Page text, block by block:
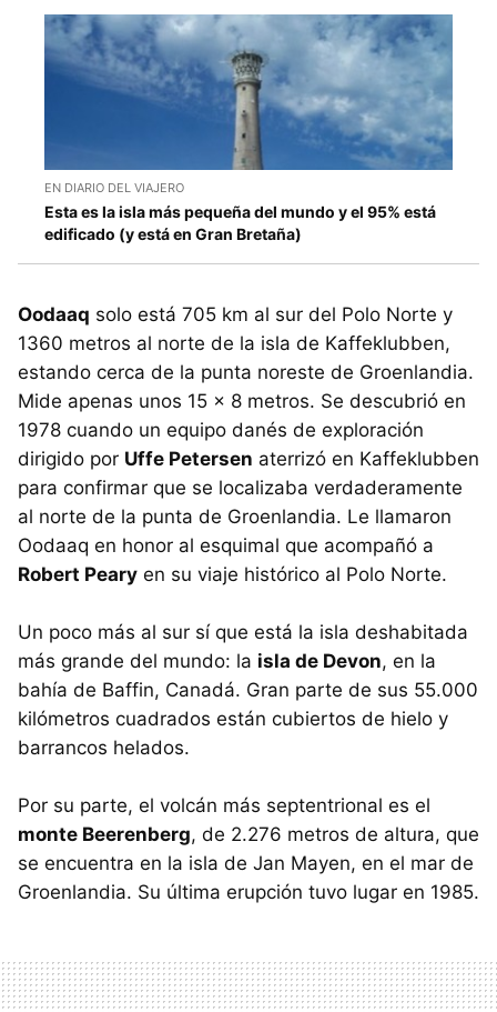
EN DIARIO DEL VIAJERO
Esta es la isla más pequeña del mundo y el 95% está
edificado (y está en Gran Bretaña)
Oodaaq solo está 705 km al sur del Polo Norte y
1360 metros al norte de la isla de Kaffeklubben,
estando cerca de la punta noreste de Groenlandia.
Mide apenas unos 15 × 8 metros. Se descubrió en
1978 cuando un equipo danés de exploración
dirigido por Uffe Petersen aterrizó en Kaffeklubben
para confirmar que se localizaba verdaderamente
al norte de la punta de Groenlandia. Le llamaron
Oodaaq en honor al esquimal que acompañó a
Robert Peary en su viaje histórico al Polo Norte.
Un poco más al sur sí que está la isla deshabitada
más grande del mundo: la isla de Devon, en la
bahía de Baffin, Canadá. Gran parte de sus 55.000
kilómetros cuadrados están cubiertos de hielo y
barrancos helados.
Por su parte, el volcán más septentrional es el
monte Beerenberg, de 2.276 metros de altura, que
se encuentra en la isla de Jan Mayen, en el mar de
Groenlandia. Su última erupción tuvo lugar en 1985.